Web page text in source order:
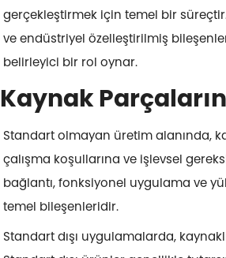
gerçekleştirmek için temel bir
ve endüstriyel özelleştirilmiş
belirleyici bir rol oynar.
Kaynak
Standart olmayan üretim alanında,
çalışma koşullarına ve işlevsel
bağlantı, fonksiyonel uygulama ve
temel bileşenleridir.
Standart dışı uygulamalarda,